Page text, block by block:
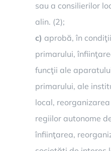
sau a consilierilor
alin. (2);
c) aprobă, în
primarului,
funcţii ale
primarului, ale
local,
regiilor autonome
înfiinţarea,